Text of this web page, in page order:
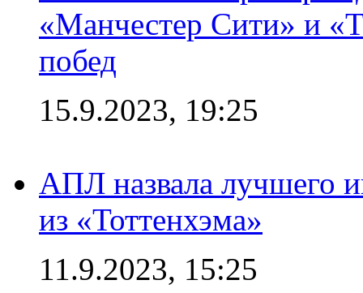
«Манчестер Сити» и
побед
15.9.2023, 19:25
АПЛ назвала лучшего
из «Тоттенхэма»
11.9.2023, 15:25